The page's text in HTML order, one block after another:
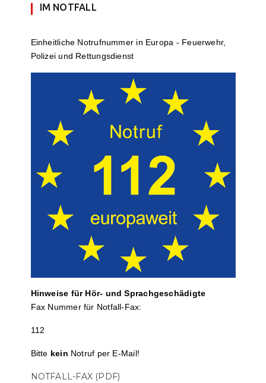
IM NOTFALL
Einheit­li­che Notruf­num­mer in Europa - Feuerwehr,
Polizei und Rettungs­dienst
Hinweise für Hör- und Sprach­ge­schä­digte
Fax Nummer für Notfall-Fax:
112
Bitte kein Notruf per E-Mail!
NOTFALL-FAX (PDF)